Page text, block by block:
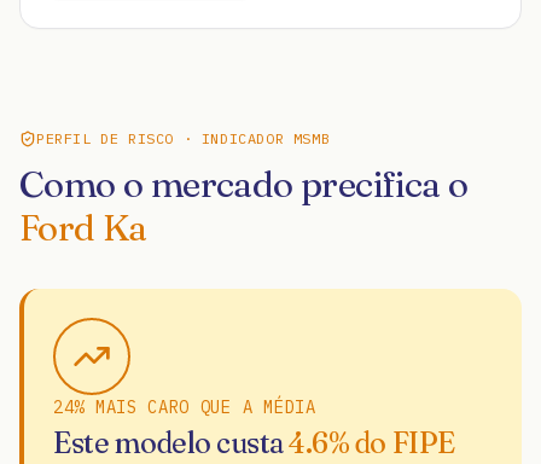
PERFIL DE RISCO · INDICADOR MSMB
Como o mercado precifica o
Ford Ka
24% MAIS CARO QUE A MÉDIA
Este modelo custa4.6% do FIPE